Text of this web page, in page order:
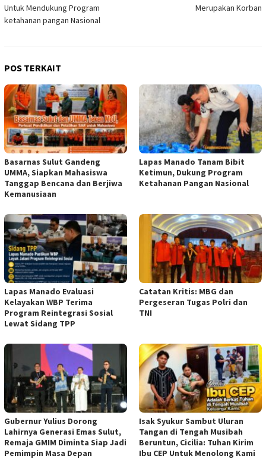
Untuk Mendukung Program
ketahanan pangan Nasional
Merupakan Korban
POS TERKAIT
Basarnas Sulut Gandeng
UMMA, Siapkan Mahasiswa
Tanggap Bencana dan Berjiwa
Kemanusiaan
Lapas Manado Tanam Bibit
Ketimun, Dukung Program
Ketahanan Pangan Nasional
Lapas Manado Evaluasi
Kelayakan WBP Terima
Program Reintegrasi Sosial
Lewat Sidang TPP
Catatan Kritis: MBG dan
Pergeseran Tugas Polri dan
TNI
Gubernur Yulius Dorong
Lahirnya Generasi Emas Sulut,
Remaja GMIM Diminta Siap Jadi
Pemimpin Masa Depan
Isak Syukur Sambut Uluran
Tangan di Tengah Musibah
Beruntun, Cicilia: Tuhan Kirim
Ibu CEP Untuk Menolong Kami